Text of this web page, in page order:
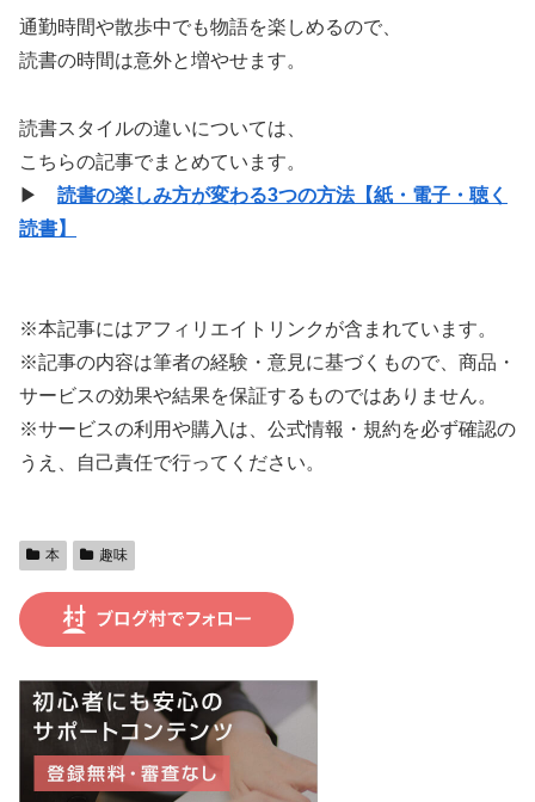
通勤時間や散歩中でも物語を楽しめるので、
読書の時間は意外と増やせます。
読書スタイルの違いについては、
こちらの記事でまとめています。
▶ 読書の楽しみ方が変わる3つの方法【紙・電子・聴く
読書】
※本記事にはアフィリエイトリンクが含まれています。
※記事の内容は筆者の経験・意見に基づくもので、商品・
サービスの効果や結果を保証するものではありません。
※サービスの利用や購入は、公式情報・規約を必ず確認の
うえ、自己責任で行ってください。
本 趣味